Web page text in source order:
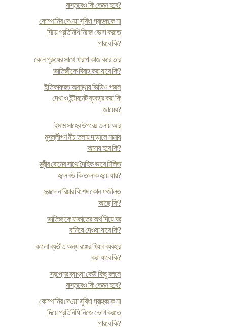
বাস্তবেও কি তেমন হবে?
কোম্পানির দেওয়া সুবিধা গ্রাহককে না
দিয়ে প্রতিনিধি নিজে ভোগ করতে
পারবে কি?
কোন পুরুষের সাথে খারাপ কাজ করে তার
ভাতিজীকে বিবাহ করা যাবে কি?
ইতিকাফরত অবস্থায় ভিডিও গজল
দেখা ও ইন্টারনেট ব্যবহার করা কি
জায়েয?
ইমাম সাহেব উপরের তলায় আর
মুসল্লীগণ নীচ তলায় দাড়ালে নামায
আদায় হবে কি?
স্ত্রীর বোনের সাথে দৈহিক ভাবে মিলিত
হলে বউ কি তালাক হয়ে যায়?
দুরূদে নারিয়ার বিশেষ কোন ফজীলত
আছে কি?
ভাতিজাকে যাকাতের অর্থ দিয়ে ঘর
বানিয়ে দেওয়া যাবে কি?
কালো ব্যতীত অন্য রঙের খিযাব ব্যবহার
করা যাবে কি?
স্বপ্নের ব্যাখ্যা কেউ কিছু বললে
বাস্তবেও কি তেমন হবে?
কোম্পানির দেওয়া সুবিধা গ্রাহককে না
দিয়ে প্রতিনিধি নিজে ভোগ করতে
পারবে কি?